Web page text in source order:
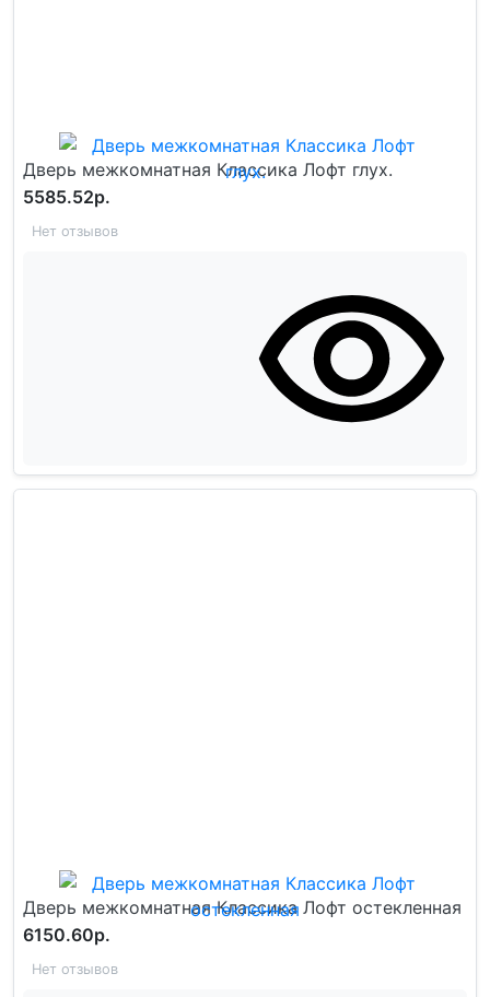
Дверь межкомнатная Классика Лофт глух.
5585.52р.
Нет отзывов
Дверь межкомнатная Классика Лофт остекленная
6150.60р.
Нет отзывов